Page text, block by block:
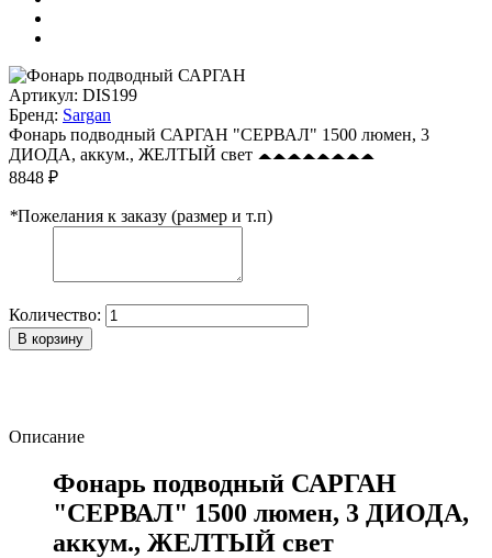
Артикул: DIS199
Бренд: Sargan
Фонарь подводный САРГАН "СЕРВАЛ" 1500 люмен, 3
ДИОДА, аккум., ЖЕЛТЫЙ свет
8848 ₽
*Пожелания к заказу (размер и т.п)
Количество:
В корзину
Описание
Фонарь подводный САРГАН
"СЕРВАЛ" 1500 люмен, 3 ДИОДА,
аккум., ЖЕЛТЫЙ свет